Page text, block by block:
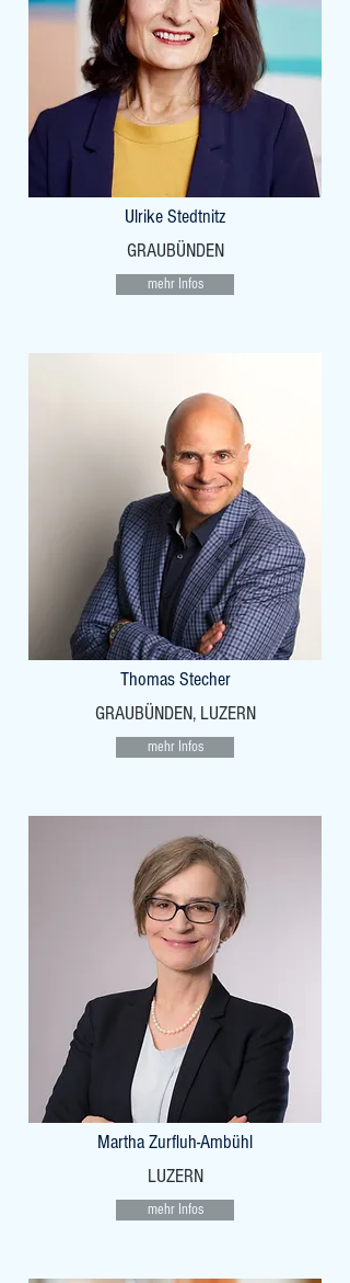
Ulrike Stedtnitz
GRAUBÜNDEN
mehr Infos
Thomas Stecher
GRAUBÜNDEN, LUZERN
mehr Infos
Martha Zurfluh-Ambühl
LUZERN
mehr Infos